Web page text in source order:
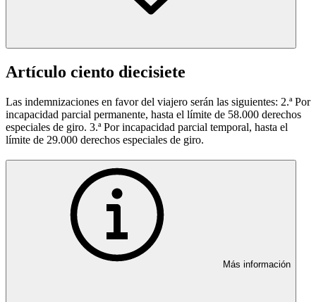
Artículo ciento diecisiete
Las indemnizaciones en favor del viajero serán las siguientes: 2.ª Por
incapacidad parcial permanente, hasta el límite de 58.000 derechos
especiales de giro. 3.ª Por incapacidad parcial temporal, hasta el
límite de 29.000 derechos especiales de giro.
Más información